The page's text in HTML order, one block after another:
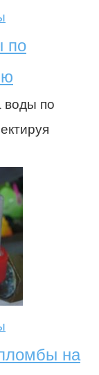
по
воды по
на